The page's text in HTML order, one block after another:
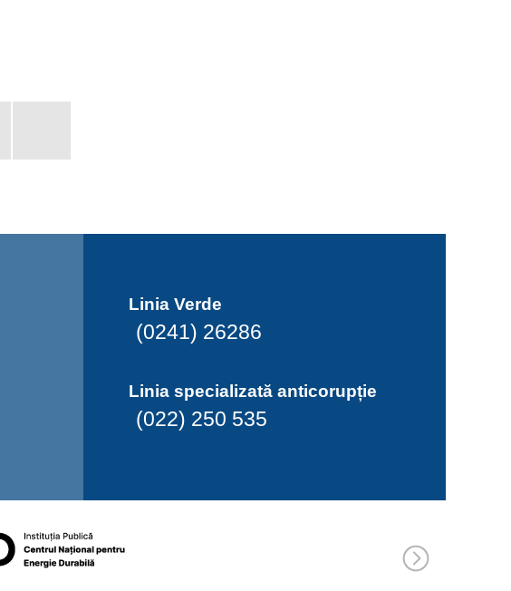
Linia Verde
(0241) 26286
Linia specializată anticorupție
(022) 250 535